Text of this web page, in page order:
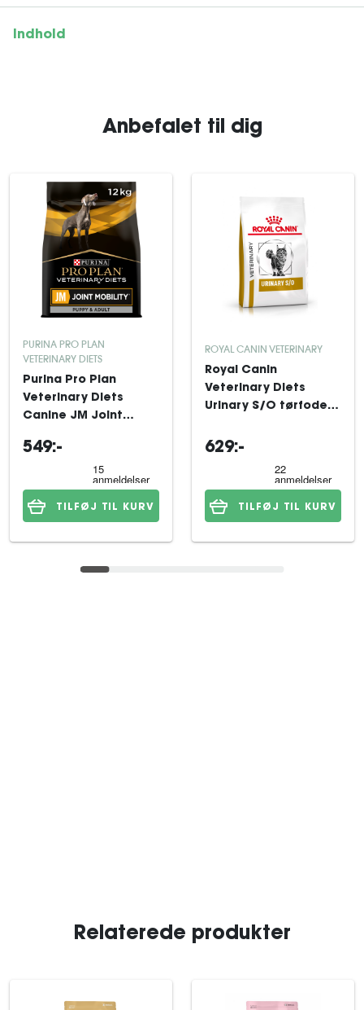
Indhold
Anbefalet til dig
PURINA PRO PLAN
VETERINARY DIETS
Purina Pro Plan
Veterinary Diets
Canine JM Joint
549:-
TILFØJ TIL KURV
ROYAL CANIN VETERINARY
Royal Canin
Veterinary Diets
Urinary S/O tørfoder
629:-
TILFØJ TIL KURV
Relaterede produkter